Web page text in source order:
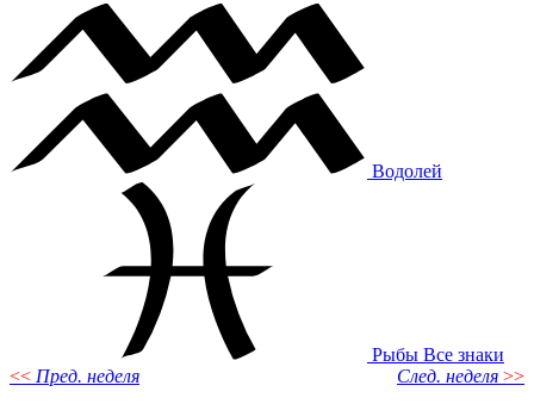
Водолей
Рыбы Все знаки
<< Пред. неделя След. неделя >>